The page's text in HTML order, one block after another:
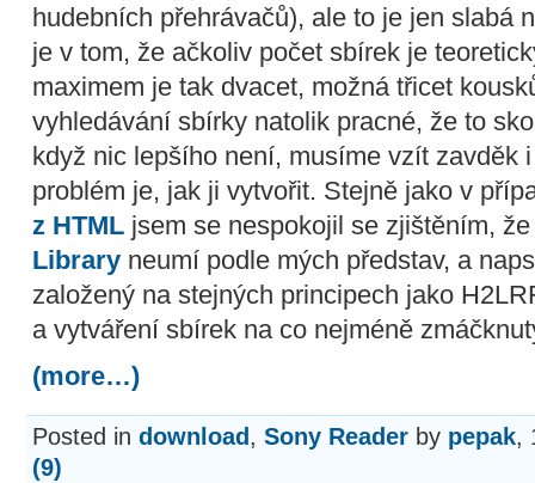
hudebních přehrávačů), ale to je jen slabá
je v tom, že ačkoliv počet sbírek je
maximem je tak dvacet, možná třicet
vyhledávání sbírky natolik pracné, že to
když nic lepšího není, musíme vzít zavděk
problém je, jak ji vytvořit. Stejně jako v
z HTML jsem se nespokojil se zjištěním,
Library neumí podle mých představ, a
založený na stejných principech jako
a vytváření sbírek na co nejméně
(more…)
Posted in download , Sony Reader by pepak,
(9)